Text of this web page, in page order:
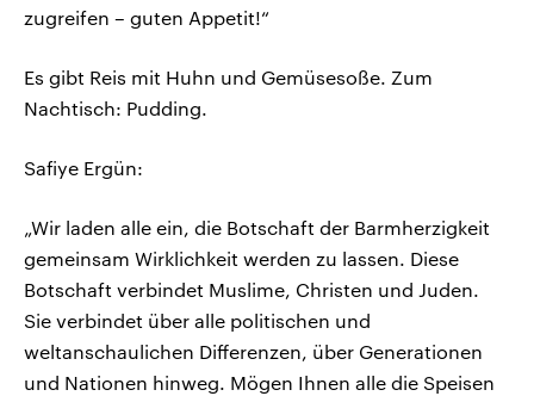
zugreifen – guten Appetit!“
Es gibt Reis mit Huhn und Gemüsesoße. Zum
Nachtisch: Pudding.
Safiye Ergün:
„Wir laden alle ein, die Botschaft der Barmherzigkeit
gemeinsam Wirklichkeit werden zu lassen. Diese
Botschaft verbindet Muslime, Christen und Juden.
Sie verbindet über alle politischen und
weltanschaulichen Differenzen, über Generationen
und Nationen hinweg. Mögen Ihnen alle die Speisen